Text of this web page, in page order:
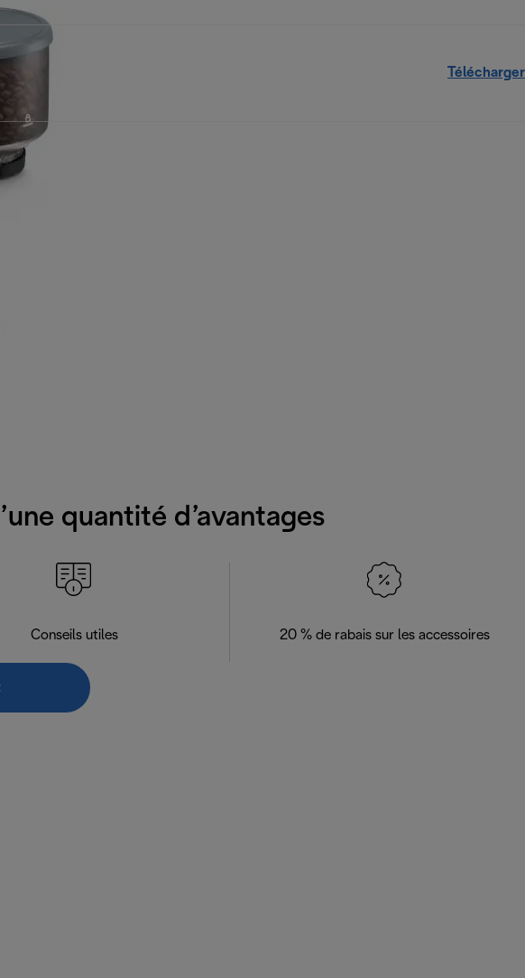
Télécharger
quantité d’avantages
Conseils utiles 20 % de rabais sur les accessoires